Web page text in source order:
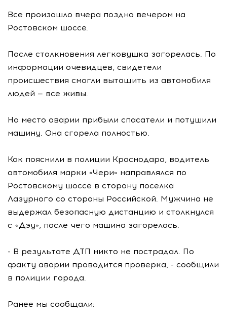
Все произошло вчера поздно вечером на
Ростовском шоссе.
После столкновения легковушка загорелась. По
информации очевидцев, свидетели
происшествия смогли вытащить из автомобиля
людей — все живы.
На место аварии прибыли спасатели и потушили
машину. Она сгорела полностью.
Как пояснили в полиции Краснодара, водитель
автомобиля марки «Чери» направлялся по
Ростовскому шоссе в сторону поселка
Лазурного со стороны Российской. Мужчина не
выдержал безопасную дистанцию и столкнулся
с «Дэу», после чего машина загорелась.
- В результате ДТП никто не пострадал. По
факту аварии проводится проверка, - сообщили
в полиции города.
Ранее мы сообщали: